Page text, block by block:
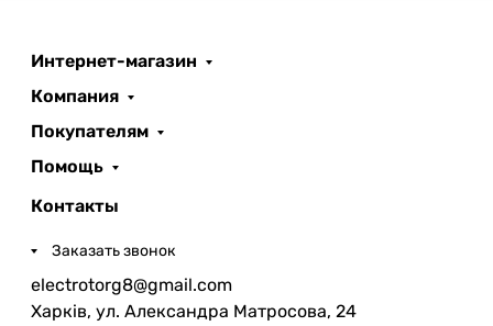
Интернет-магазин
Компания
Покупателям
Помощь
Контакты
Заказать звонок
electrotorg8@gmail.com
Харків, ул. Александра Матросова, 24